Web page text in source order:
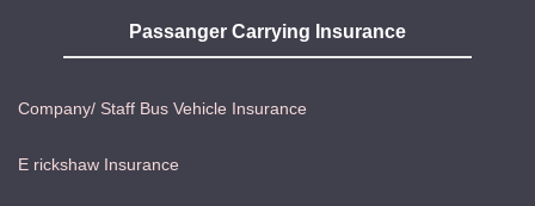
Passanger Carrying Insurance
Company/ Staff Bus Vehicle Insurance
E rickshaw Insurance